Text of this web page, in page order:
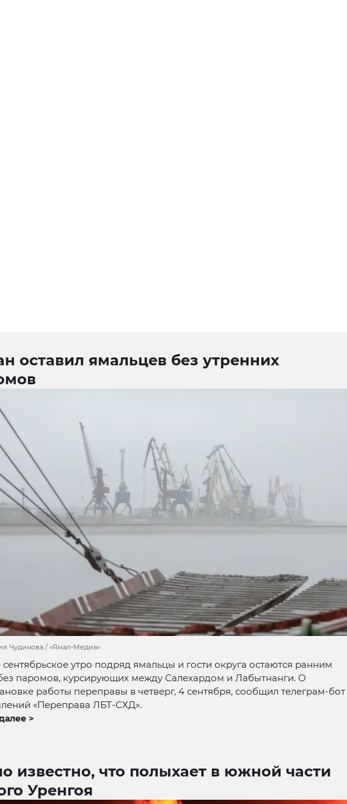
оставил ямальцев без утренних
Чудинова / «Ямал-Медиа»
сентябрьское утро подряд ямальцы и гости округа остаются ранним
паромов, курсирующих между Салехардом и Лабытнанги. О
работы переправы в четверг, 4 сентября, сообщил телеграм-бот
«Переправа ЛБТ-СХД».
>
известно, что полыхает в южной части
Уренгоя